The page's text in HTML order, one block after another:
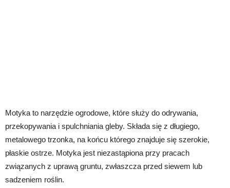
Motyka to narzędzie ogrodowe, które służy do odrywania,
przekopywania i spulchniania gleby. Składa się z długiego,
metalowego trzonka, na końcu którego znajduje się szerokie,
płaskie ostrze. Motyka jest niezastąpiona przy pracach
związanych z uprawą gruntu, zwłaszcza przed siewem lub
sadzeniem roślin.